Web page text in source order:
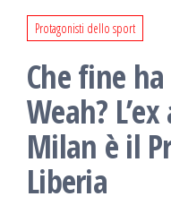
Protagonisti dello sport
Che fine
Weah?
Milan è il
Liberia